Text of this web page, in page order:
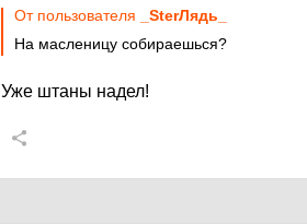
От пользователя
_SterЛядь_
На масленицу собираешься?
Уже штаны надел!